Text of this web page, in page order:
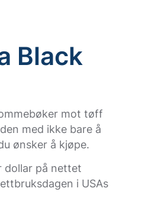
Black
mot tøff
med ikke bare å
ønsker å kjøpe.
dollar på nettet
i USAs